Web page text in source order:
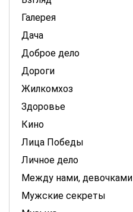
Галерея
Дача
Доброе дело
Дороги
Жилкомхоз
Здоровье
Кино
Лица Победы
Личное дело
Между нами, девочками
Мужские секреты